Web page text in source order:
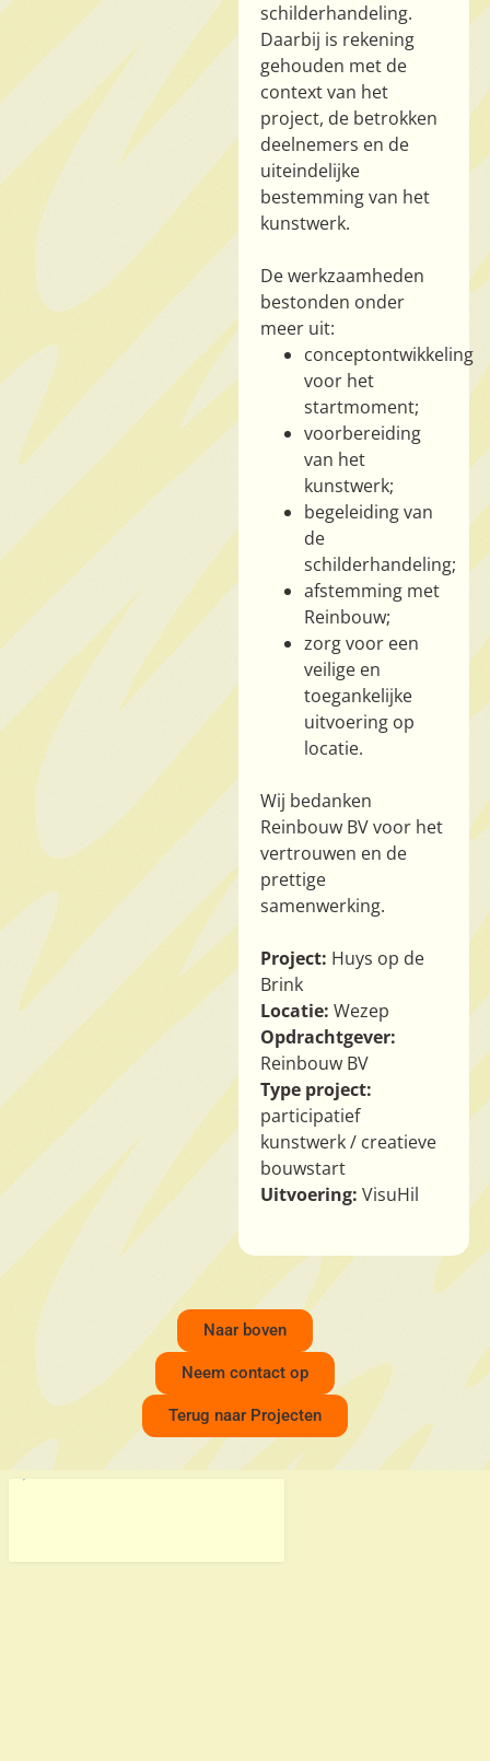
schilderhandeling.
Daarbij is rekening
gehouden met de
context van het
project, de betrokken
deelnemers en de
uiteindelijke
bestemming van het
kunstwerk.
De werkzaamheden
bestonden onder
meer uit:
conceptontwikkeling
voor het
startmoment;
voorbereiding
van het
kunstwerk;
begeleiding van
de
schilderhandeling;
afstemming met
Reinbouw;
zorg voor een
veilige en
toegankelijke
uitvoering op
locatie.
Wij bedanken
Reinbouw BV voor het
vertrouwen en de
prettige
samenwerking.
Project: Huys op de
Brink
Locatie: Wezep
Opdrachtgever:
Reinbouw BV
Type project:
participatief
kunstwerk / creatieve
bouwstart
Uitvoering: VisuHil
Naar boven
Neem contact op
Terug naar Projecten